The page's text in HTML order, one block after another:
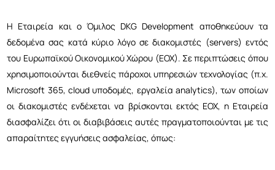
Η Εταιρεία και ο Όμιλος DKG Development αποθηκεύουν τα
δεδομένα σας κατά κύριο λόγο σε διακομιστές (servers) εντός
του Ευρωπαϊκού Οικονομικού Χώρου (ΕΟΧ). Σε περιπτώσεις όπου
χρησιμοποιούνται διεθνείς πάροχοι υπηρεσιών τεχνολογίας (π.χ.
Microsoft 365, cloud υποδομές, εργαλεία analytics), των οποίων
οι διακομιστές ενδέχεται να βρίσκονται εκτός ΕΟΧ, η Εταιρεία
διασφαλίζει ότι οι διαβιβάσεις αυτές πραγματοποιούνται με τις
απαραίτητες εγγυήσεις ασφαλείας, όπως: